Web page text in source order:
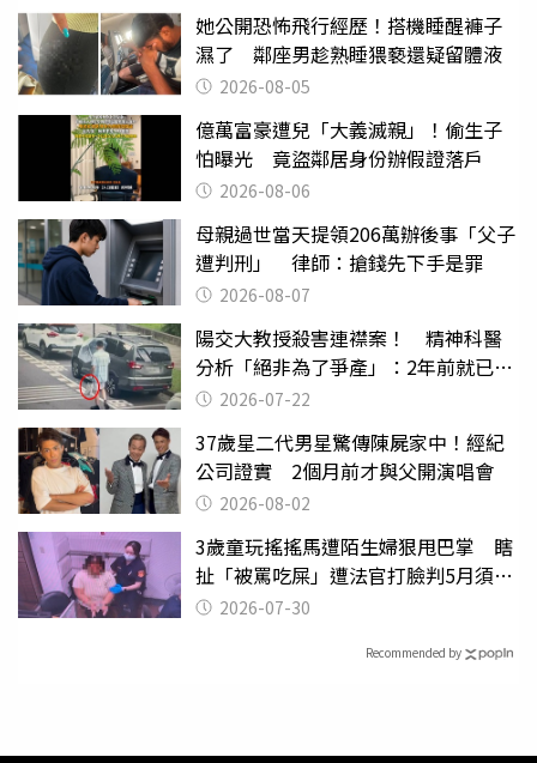
她公開恐怖飛行經歷！搭機睡醒褲子
濕了 鄰座男趁熟睡猥褻還疑留體液
2026-08-05
億萬富豪遭兒「大義滅親」！偷生子
怕曝光 竟盜鄰居身份辦假證落戶
2026-08-06
母親過世當天提領206萬辦後事「父子
遭判刑」 律師：搶錢先下手是罪
2026-08-07
陽交大教授殺害連襟案！ 精神科醫
分析「絕非為了爭產」：2年前就已言
行詭異
2026-07-22
37歲星二代男星驚傳陳屍家中！經紀
公司證實 2個月前才與父開演唱會
2026-08-02
3歲童玩搖搖馬遭陌生婦狠甩巴掌 瞎
扯「被罵吃屎」遭法官打臉判5月須入
監 2026-07-30
Recommended by